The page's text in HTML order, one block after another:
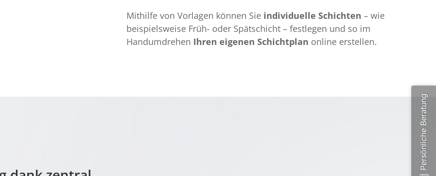
Mithilfe von Vorlagen können Sie individuelle Schichten – wie
beispielsweise Früh- oder Spätschicht – festlegen und so im
Handumdrehen Ihren eigenen Schichtplan online erstellen.
Persönliche Beratung